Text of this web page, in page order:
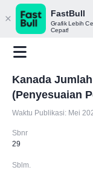
FastBull
Grafik Lebih
Cepat!
Kanada
(Penyesuaian
Waktu Publikasi: Mei
Sbnr
29
Sblm.